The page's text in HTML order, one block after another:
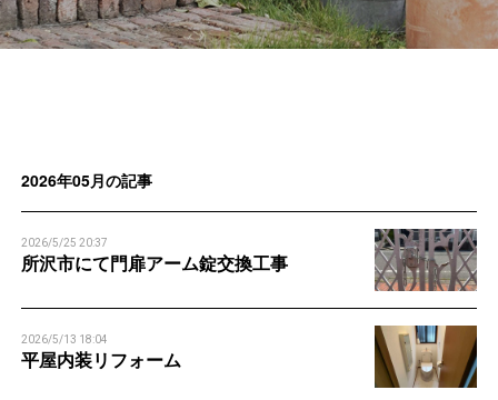
2026年05月の記事
2026/5/25 20:37
所沢市にて門扉アーム錠交換工事
2026/5/13 18:04
平屋内装リフォーム
tt